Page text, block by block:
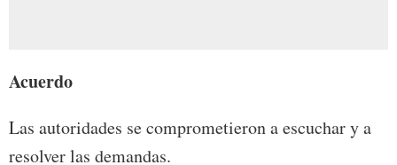
Acuerdo
Las autoridades se comprometieron a escuchar y a
resolver las demandas.